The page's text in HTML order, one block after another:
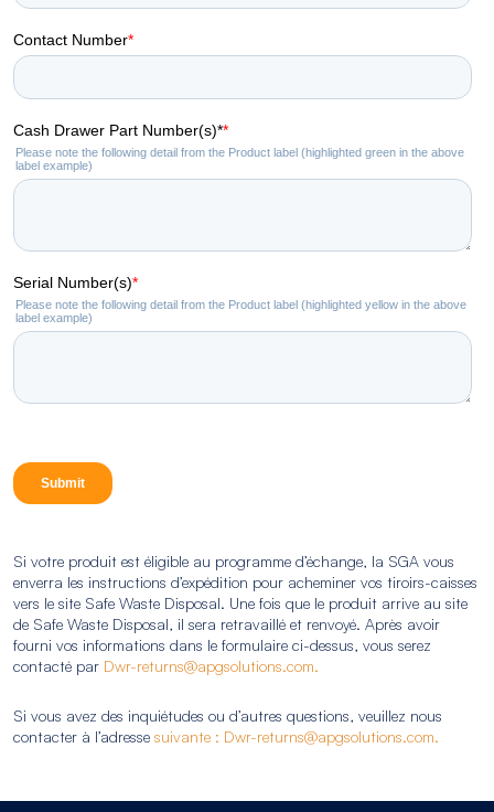
Si votre produit est éligible au programme d’échange, la SGA vous
enverra les instructions d’expédition pour acheminer vos tiroirs-caisses
vers le site Safe Waste Disposal. Une fois que le produit arrive au site
de Safe Waste Disposal, il sera retravaillé et renvoyé. Après avoir
fourni vos informations dans le formulaire ci-dessus, vous serez
contacté par Dwr-returns@apgsolutions.com.
Si vous avez des inquiétudes ou d’autres questions, veuillez nous
contacter à l’adresse suivante : Dwr-returns@apgsolutions.com.